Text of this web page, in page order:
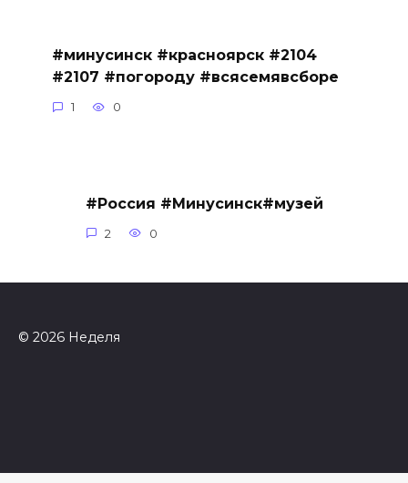
#минусинск #красноярск #2104
#2107 #погороду #всясемявсборе
1 0
#Россия #Минусинск#музей
2 0
© 2026 Неделя